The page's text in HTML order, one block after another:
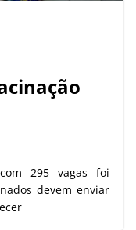
295 vagas foi
devem enviar